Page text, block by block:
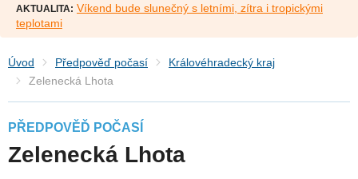
AKTUALITA: Víkend bude slunečný s letními, zítra i tropickými
teplotami
Úvod Předpověď počasí
Královéhradecký kraj
Zelenecká Lhota
PŘEDPOVĚĎ POČASÍ
Zelenecká Lhota